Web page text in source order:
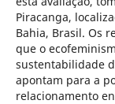
Piracanga,
Bahia, Brasil. Os
que o
sustentabilidade
apontam para a
relacionamento